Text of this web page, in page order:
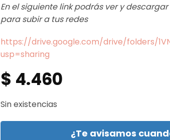
En el siguiente link podrás ver y
para subir a tus redes
https://drive.google.com/drive/folders/
usp=sharing
$ 4.460
Sin existencias
¿Te avisamos